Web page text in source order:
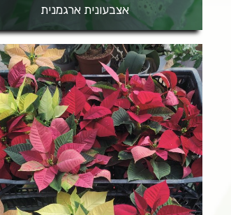
אצבעונית ארגמנית